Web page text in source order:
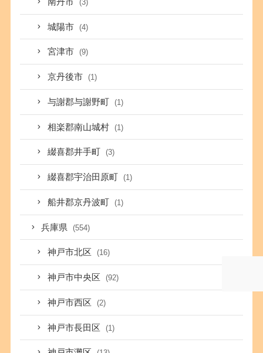
(3)
城陽市 (4)
宮津市 (9)
京丹後市 (1)
与謝郡与謝野町 (1)
相楽郡南山城村 (1)
綴喜郡井手町 (3)
綴喜郡宇治田原町 (1)
船井郡京丹波町 (1)
兵庫県 (554)
神戸市北区 (16)
神戸市中央区 (92)
神戸市西区 (2)
神戸市長田区 (1)